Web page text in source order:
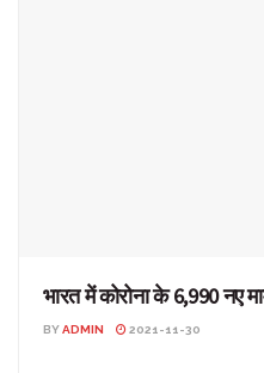
भारत में कोरोना के 6,990 नए
BYADMIN 2021-11-30